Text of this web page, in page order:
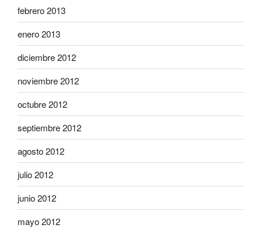
febrero 2013
enero 2013
diciembre 2012
noviembre 2012
octubre 2012
septiembre 2012
agosto 2012
julio 2012
junio 2012
mayo 2012